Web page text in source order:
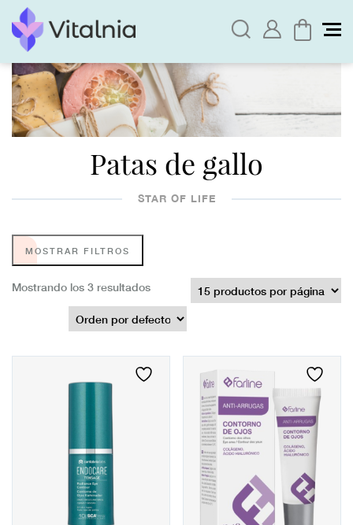
Patas de gallo
STAR OF LIFE
MOSTRAR FILTROS
Mostrando los 3 resultados